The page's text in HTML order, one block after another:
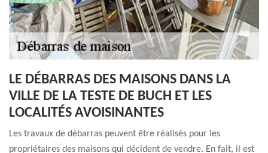
LE DÉBARRAS DES MAISONS DANS LA
VILLE DE LA TESTE DE BUCH ET LES
LOCALITÉS AVOISINANTES
Les travaux de débarras peuvent être réalisés pour les
propriétaires des maisons qui décident de vendre. En fait, il est